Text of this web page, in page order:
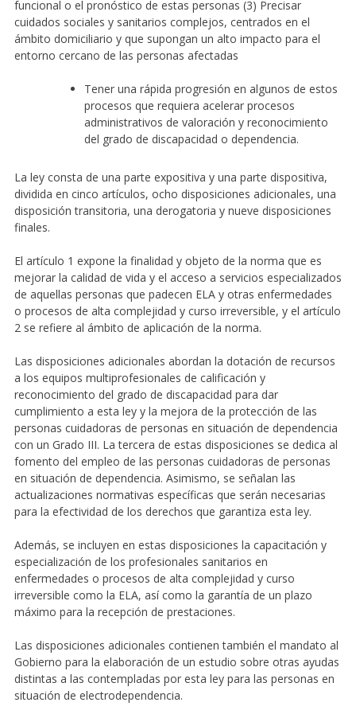
funcional o el pronóstico de estas personas (3) Precisar
cuidados sociales y sanitarios complejos, centrados en el
ámbito domiciliario y que supongan un alto impacto para el
entorno cercano de las personas afectadas
Tener una rápida progresión en algunos de estos
procesos que requiera acelerar procesos
administrativos de valoración y reconocimiento
del grado de discapacidad o dependencia.
La ley consta de una parte expositiva y una parte dispositiva,
dividida en cinco artículos, ocho disposiciones adicionales, una
disposición transitoria, una derogatoria y nueve disposiciones
finales.
El artículo 1 expone la finalidad y objeto de la norma que es
mejorar la calidad de vida y el acceso a servicios especializados
de aquellas personas que padecen ELA y otras enfermedades
o procesos de alta complejidad y curso irreversible, y el artículo
2 se refiere al ámbito de aplicación de la norma.
Las disposiciones adicionales abordan la dotación de recursos
a los equipos multiprofesionales de calificación y
reconocimiento del grado de discapacidad para dar
cumplimiento a esta ley y la mejora de la protección de las
personas cuidadoras de personas en situación de dependencia
con un Grado III. La tercera de estas disposiciones se dedica al
fomento del empleo de las personas cuidadoras de personas
en situación de dependencia. Asimismo, se señalan las
actualizaciones normativas específicas que serán necesarias
para la efectividad de los derechos que garantiza esta ley.
Además, se incluyen en estas disposiciones la capacitación y
especialización de los profesionales sanitarios en
enfermedades o procesos de alta complejidad y curso
irreversible como la ELA, así como la garantía de un plazo
máximo para la recepción de prestaciones.
Las disposiciones adicionales contienen también el mandato al
Gobierno para la elaboración de un estudio sobre otras ayudas
distintas a las contempladas por esta ley para las personas en
situación de electrodependencia.